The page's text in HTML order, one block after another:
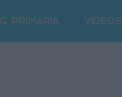
PRIMARIA VIDEOS